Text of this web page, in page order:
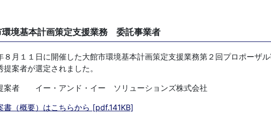
環境基本計画策定支援業務 委託事業者
月１１日に開催した大館市環境基本計画策定支援業務第２回プロポーザ
提案者が選定されました。
案者 イー・アンド・イー ソリューションズ株式会社
書（概要）はこちらから [pdf.141KB]